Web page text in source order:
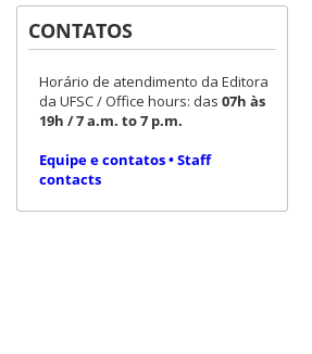
CONTATOS
Horário de atendimento da Editora
da UFSC / Office hours: das 07h às
19h / 7 a.m. to 7 p.m.
Equipe e contatos • Staff
contacts